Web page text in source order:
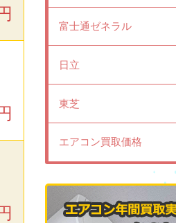
富士通ゼネラル
日立
東芝
エアコン買取価格